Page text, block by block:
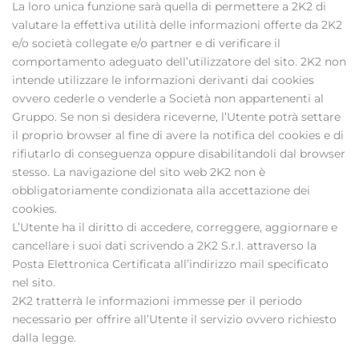
La loro unica funzione sarà quella di permettere a 2K2 di
valutare la effettiva utilità delle informazioni offerte da 2K2
e/o società collegate e/o partner e di verificare il
comportamento adeguato dell’utilizzatore del sito. 2K2 non
intende utilizzare le informazioni derivanti dai cookies
ovvero cederle o venderle a Società non appartenenti al
Gruppo. Se non si desidera riceverne, l’Utente potrà settare
il proprio browser al fine di avere la notifica del cookies e di
rifiutarlo di conseguenza oppure disabilitandoli dal browser
stesso. La navigazione del sito web 2K2 non è
obbligatoriamente condizionata alla accettazione dei
cookies.
L’Utente ha il diritto di accedere, correggere, aggiornare e
cancellare i suoi dati scrivendo a 2K2 S.r.l. attraverso la
Posta Elettronica Certificata all’indirizzo mail specificato
nel sito.
2K2 tratterrà le informazioni immesse per il periodo
necessario per offrire all’Utente il servizio ovvero richiesto
dalla legge.